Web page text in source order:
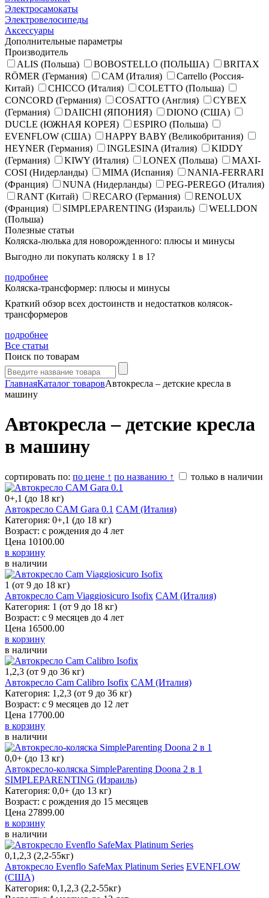
Электросамокаты
Электровелосипеды
Аксессуары
Дополнительные параметры
Производитель
ALIS (Польша)
BOBOSTELLO (ПОЛЬША)
BRITAX
RÖMER (Германия)
CAM (Италия)
Carrello (Россия-
Китай)
CHICCO (Италия)
COLETTO (Польша)
CONCORD (Германия)
COSATTO (Англия)
CYBEX
(Германия)
DAIICHI (ЯПОНИЯ)
DIONO (США)
DUCLE (ЮЖНАЯ КОРЕЯ)
ESPIRO (Польша)
EVENFLOW (США)
HAPPY BABY (Великобритания)
HEYNER (Германия)
INGLESINA (Италия)
KIDDY
(Германия)
KIWY (Италия) LONEX (Польша)
MAXI-
COSI (Нидерланды)
MIMA (Испания)
NANIA-FERRARI
(Франция)
NUNA (Нидерланды)
PEG-PEREGO (Италия)
RANT (Китай)
RECARO (Германия)
RENOLUX
(Франция)
SIMPLEPARENTING (Израиль)
WELLDON
(Польша)
Полезные статьи
Коляска-люлька для новорожденного: плюсы и минусы
Выгодно ли покупать коляску 1 в 1?
подробнее
Коляска-трансформер: плюсы и минусы
Краткий обзор всех достоинств и недостатков колясок-
трансформеров
подробнее
Все статьи
Поиск по товарам
ГлавнаяКаталог товаровАвтокресла – детские кресла в
машину
Автокресла – детские кресла
в машину
сортировать по: по цене ↑ по названию ↑ только в наличии
0+,1 (до 18 кг)
Автокресло CAM Gara 0.1 CAM (Италия)
Категория: 0+,1 (до 18 кг)
Возраст: с рождения до 4 лет
Цена 10100.00
в корзину
в наличии
1 (от 9 до 18 кг)
Автокресло Cam Viaggiosicuro Isofix CAM (Италия)
Категория: 1 (от 9 до 18 кг)
Возраст: с 9 месяцев до 4 лет
Цена 16500.00
в корзину
в наличии
1,2,3 (от 9 до 36 кг)
Автокресло Cam Calibro Isofix CAM (Италия)
Категория: 1,2,3 (от 9 до 36 кг)
Возраст: с 9 месяцев до 12 лет
Цена 17700.00
в корзину
в наличии
0,0+ (до 13 кг)
Автокресло-коляска SimpleParenting Doona 2 в 1
Категория: 0,0+ (до 13 кг)
Возраст: с рождения до 15 месяцев
Цена 27899.00
в корзину
в наличии
0,1,2,3 (2,2-55кг)
Автокресло Evenflo SafeMax Platinum Series EVENFLOW (США)
Категория: 0,1,2,3 (2,2-55кг)